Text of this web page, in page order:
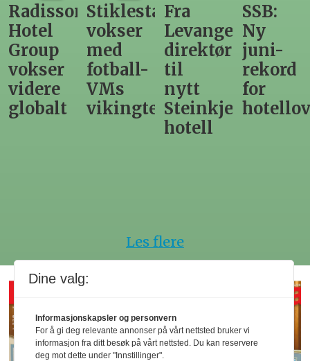
Radisson
Hotel
Group
vokser
videre
globalt
Stiklestad
vokser
med
fotball-
VMs
vikingtematikk
Fra
Levanger-
direktør
til
nytt
Steinkjer-
hotell
SSB:
Ny
juni-
rekord
for
Les flere
Dine valg:
Informasjonskapsler og personvern
For å gi deg relevante annonser på vårt nettsted bruker vi
informasjon fra ditt besøk på vårt nettsted. Du kan reservere
deg mot dette under "Innstillinger".